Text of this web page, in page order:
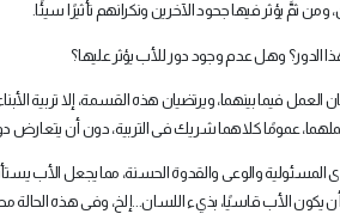
ثمَّ يؤثر فيها جحود الآخرين ونكرانهم تأثيرًا سيئًا.
الدور؟ وهل عدم وجود دور للأب يؤثر عليها؟
فيما بينهما، ويرتضيان هذه القسمة، إلا تربية
عمومًا كلاهما شريك فى التربية، دون أن يتعارض
والوعى والقدوة الحسنة، مما يجعل الأب
يكون الأب قاسيًا، بذيء اللسان...إلخ، وفى هذه